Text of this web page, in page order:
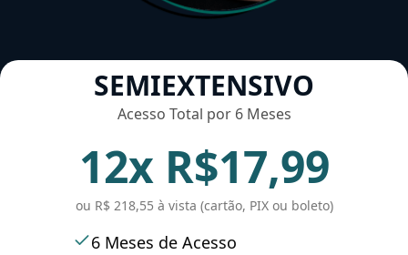
SEMIEXTENSIVO
Acesso Total por 6 Meses
12x R$17,99
ou R$ 218,55 à vista (cartão, PIX ou boleto)
6 Meses de Acesso